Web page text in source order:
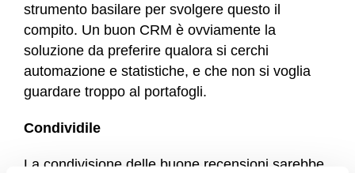
strumento basilare per svolgere questo il
compito. Un buon CRM è ovviamente la
soluzione da preferire qualora si cerchi
automazione e statistiche, e che non si voglia
guardare troppo al portafogli.
Condividile
La condivisione delle buone recensioni sarebbe